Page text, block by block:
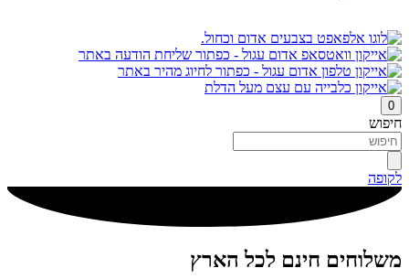
0
חיפוש
לקופה
משלוחים חינם לכל הארץ